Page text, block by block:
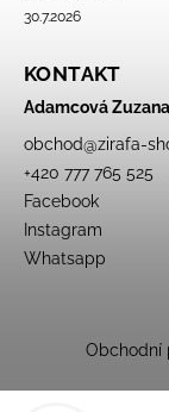
30.7.2026
KONTAKT
Adamcová Zuzana
obchod@zirafa-
+420 777 765 525
Facebook
Instagram
Whatsapp
Obchodní